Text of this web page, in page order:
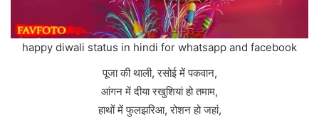
happy diwali status in hindi for whatsapp and facebook
पूजा की थाली, रसोई में पकवान,
आंगन में दीया रखुशियां हो तमाम,
हाथों में फुलझरिआ, रोशन हो जहां,